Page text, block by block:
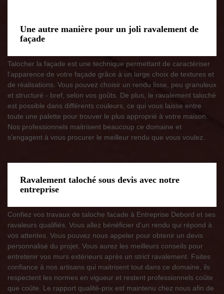
Une autre manière pour un joli ravalement de
façade
Talocher la façade est une technique permettant de caractériser
l’apparence de votre façade grâce à un large choix de textures et
de réalisations. Vous pouvez choisir un rendu lisse, peu granuleux
et structuré - bref, selon vos goûts. De plus, le ravalement taloché
est possible dans différents couleurs, ce qui vous laisse entre
toute une palette pour trouver le plus approprié à votre maison.
Nos professionnels maitrisent beaucoup ce domaine et
s’engagent à vous procurer le meilleur rendu que vous voulez.
Ravalement taloché sous devis avec notre
entreprise
Confiez vos travaux de taloche facade à Entreprise Debord et ses
ravaleurs qualifiés. Vous allez bénéficier d’un rendu qui répond à
vos attentes. Vous pouvez nous appeler pour obtenir un devis
personnalisé du projet. Vous aurez les meilleurs conseils pour
entretenir vos murs extérieurs après un strict ravalement. Faites
confiance à nos artisans qui maitrisent tout dans ce domaine, ils
respectent les normes en vigueur et restent professionnels coûte
que coûte. Le rapport qualité-prix est maintenu chez nous afin de